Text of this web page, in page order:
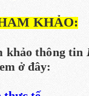
KHẢO:
khảo thông tin
ở đây: